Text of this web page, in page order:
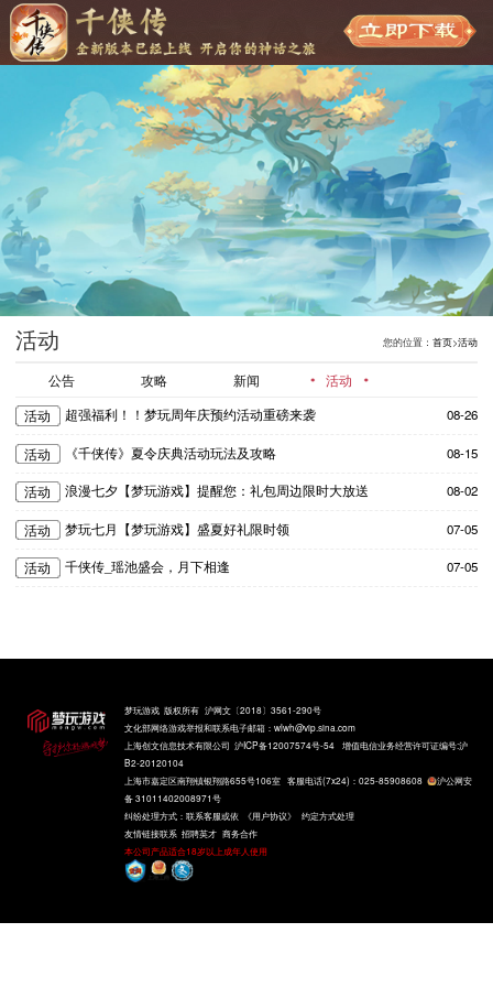
您的位置：首页>活动
活动
公告 攻略 新闻 活动
08-26
活动 超强福利！！梦玩周年庆预约活动重磅来袭
08-15
活动 《千侠传》夏令庆典活动玩法及攻略
08-02
活动 浪漫七夕【梦玩游戏】提醒您：礼包周边限时大放送
07-05
活动 梦玩七月【梦玩游戏】盛夏好礼限时领
07-05
活动 千侠传_瑶池盛会，月下相逢
梦玩游戏 版权所有 沪网文〔2018〕3561-290号
文化部网络游戏举报和联系电子邮箱：wlwh@vip.sina.com
上海创文信息技术有限公司 沪ICP备12007574号-54 增值电信业务经营许可证编号:沪
B2-20120104
上海市嘉定区南翔镇银翔路655号106室 客服电话(7x24)：025-85908608
沪公网安
备 31011402008971号
纠纷处理方式：联系客服或依
《用户协议》
约定方式处理
友情链接联系 招聘英才 商务合作
本公司产品适合18岁以上成年人使用